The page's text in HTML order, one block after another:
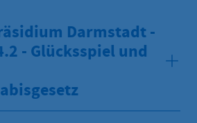
Darmstadt -
- Glücksspiel und